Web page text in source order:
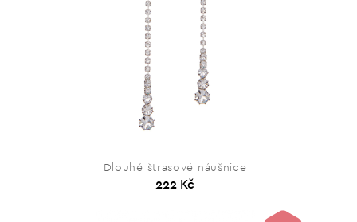
Dlouhé štrasové náušnice
222 Kč